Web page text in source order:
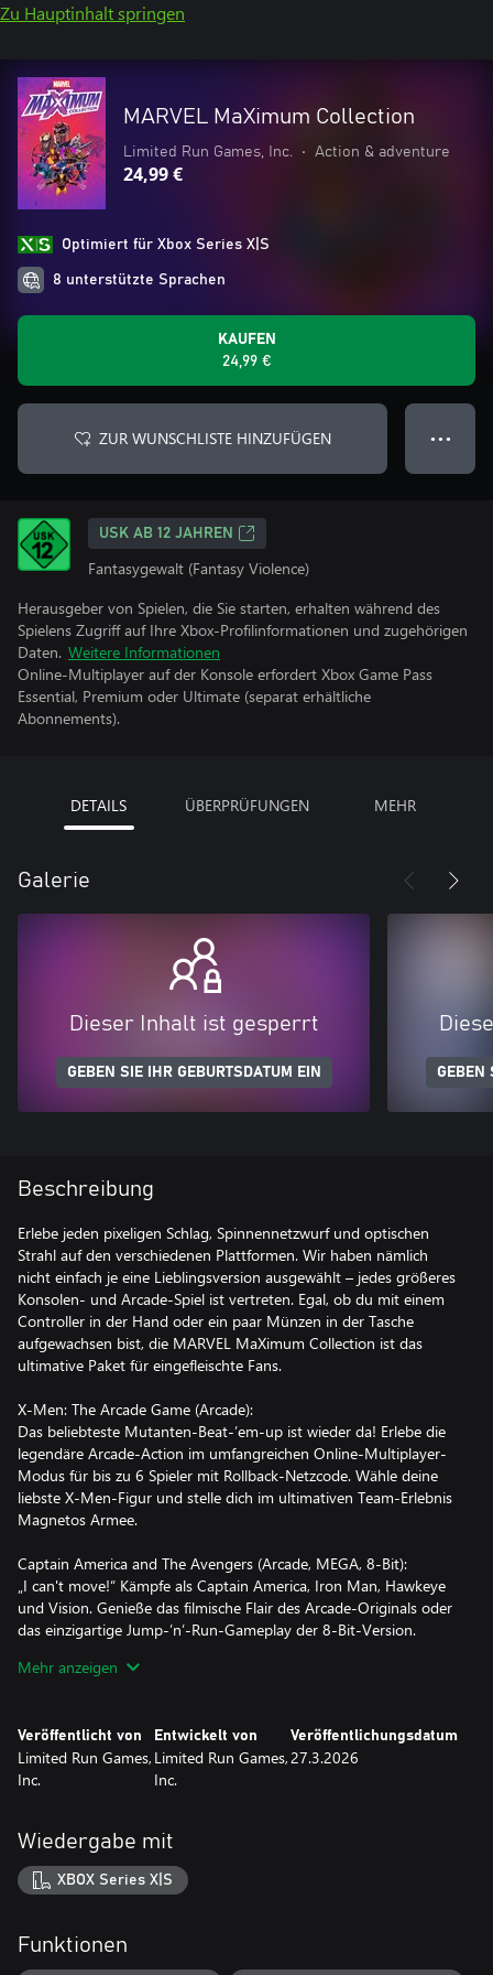
Zu Hauptinhalt springen
MARVEL MaXimum Collection
Limited Run Games, Inc. • Action & adventure
24,99 €
Optimiert für Xbox Series X|S
8 unterstützte Sprachen
KAUFEN
24,99 €
ZUR WUNSCHLISTE HINZUFÜGEN ● ● ●
USK AB 12 JAHREN
Fantasygewalt (Fantasy Violence)
Herausgeber von Spielen, die Sie starten, erhalten während des
Spielens Zugriff auf Ihre Xbox-Profilinformationen und zugehörigen
Daten. Weitere Informationen
Online-Multiplayer auf der Konsole erfordert Xbox Game Pass
Essential, Premium oder Ultimate (separat erhältliche
Abonnements).
DETAILS ÜBERPRÜFUNGEN MEHR
Galerie
Dieser Inhalt ist gesperrt
GEBEN SIE IHR GEBURTSDATUM EIN GEBEN
Beschreibung
Erlebe jeden pixeligen Schlag, Spinnennetzwurf und optischen
Strahl auf den verschiedenen Plattformen. Wir haben nämlich
nicht einfach je eine Lieblingsversion ausgewählt – jedes größeres
Konsolen- und Arcade-Spiel ist vertreten. Egal, ob du mit einem
Controller in der Hand oder ein paar Münzen in der Tasche
aufgewachsen bist, die MARVEL MaXimum Collection ist das
ultimative Paket für eingefleischte Fans.
X-Men: The Arcade Game (Arcade):
Das beliebteste Mutanten-Beat-’em-up ist wieder da! Erlebe die
legendäre Arcade-Action im umfangreichen Online-Multiplayer-
Modus für bis zu 6 Spieler mit Rollback-Netzcode. Wähle deine
liebste X-Men-Figur und stelle dich im ultimativen Team-Erlebnis
Magnetos Armee.
Captain America and The Avengers (Arcade, MEGA, 8-Bit):
„I can't move!“ Kämpfe als Captain America, Iron Man, Hawkeye
und Vision. Genieße das filmische Flair des Arcade-Originals oder
das einzigartige Jump-’n’-Run-Gameplay der 8-Bit-Version.
Spider-Man/Venom: Maximum Carnage (SUPER, MEGA):
Wechsle zwischen den satten SUPER-Farben und der düsteren
Atmosphäre der MEGA-Version.
Die Symbionten-Fortsetzung! Behaupte dich im Koop-Modus für
2 Spieler mit einem Freund im Kampf gegen die Life Foundation
und die Abkömmlinge von Carnage.
PORTABLE, GEAR):
Mehr anzeigen
Veröffentlicht von
Limited Run Games,
Inc.
Entwickelt von
Limited Run Games,
Inc.
Veröffentlichungsdatum
27.3.2026
Wiedergabe mit
XBOX Series X|S
Funktionen